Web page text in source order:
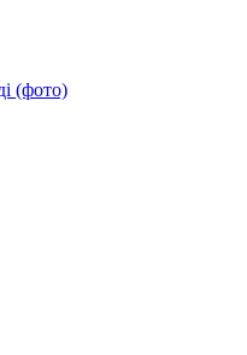
(фото)